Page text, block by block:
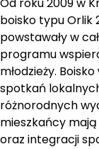
Od roku 2009 w
boisko typu Orlik
powstawały w
programu
młodzieży.
spotkań
różnorodnych
mieszkańcy
oraz integracji